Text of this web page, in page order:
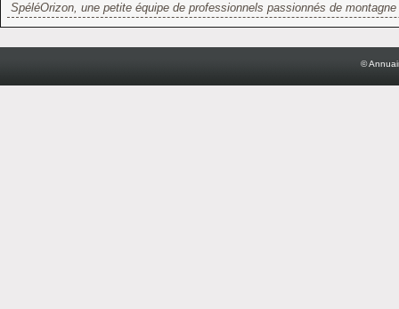
SpéléOrizon, une petite équipe de professionnels passionnés de
©